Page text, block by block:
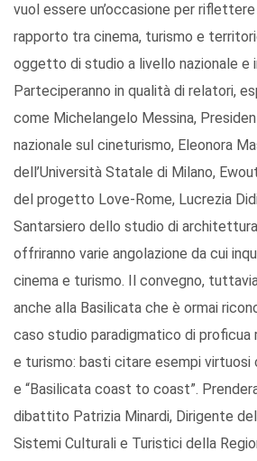
vuol essere un’occasione per
rapporto tra cinema, turismo e
oggetto di studio a livello nazionale e
Parteciperanno in qualità di relatori,
come Michelangelo Messina,
nazionale sul cineturismo, Eleonora
dell’Università Statale di Milano,
del progetto Love-Rome, Lucrezia
Santarsiero dello studio di architettura
offriranno varie angolazione da cui
cinema e turismo. Il convegno,
anche alla Basilicata che è ormai
caso studio paradigmatico di proficua
e turismo: basti citare esempi virtuosi
e “Basilicata coast to coast”.
dibattito Patrizia Minardi, Dirigente
Sistemi Culturali e Turistici della